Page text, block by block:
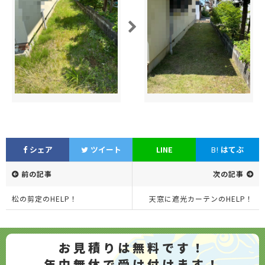
シェア ツイート LINE B! はてぶ
前の記事
松の剪定のHELP！
次の記事
天窓に遮光カーテンのHELP！
お見積りは無料です！